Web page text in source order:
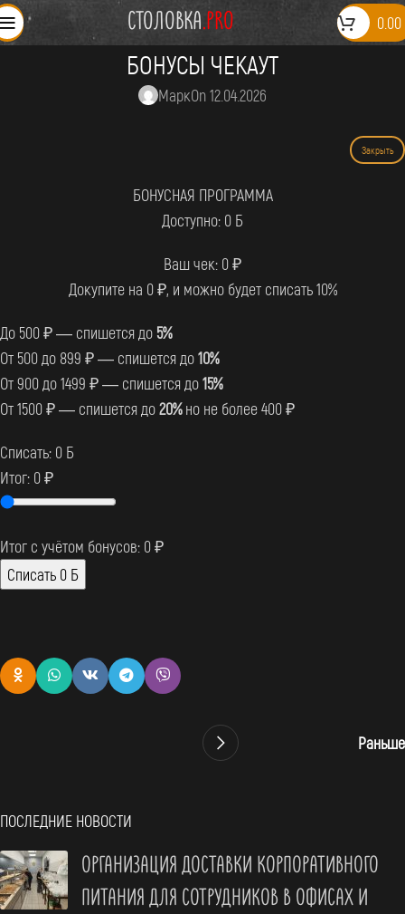
СТОЛОВКА.PRO 0.00
БОНУСЫ ЧЕКАУТ
МаркOn 12.04.2026
Закрыть
БОНУСНАЯ ПРОГРАММА
Доступно: 0 Б
Ваш чек: 0₽
Докупите на 0₽, и можно будет списать 10%
До 500 ₽ — спишется до 5%
От 500 до 899 ₽ — спишется до10%
От 900 до 1499 ₽ — спишется до15%
От 1500 ₽ — спишется до20%но не более 400 ₽
Списать: 0 Б
Итог: 0₽
Итог с учётом бонусов: 0₽
Списать 0 Б
Раньше
ПОСЛЕДНИЕ НОВОСТИ
ОРГАНИЗАЦИЯ ДОСТАВКИ КОРПОРАТИВНОГО
ПИТАНИЯ ДЛЯ СОТРУДНИКОВ В ОФИСАХ И